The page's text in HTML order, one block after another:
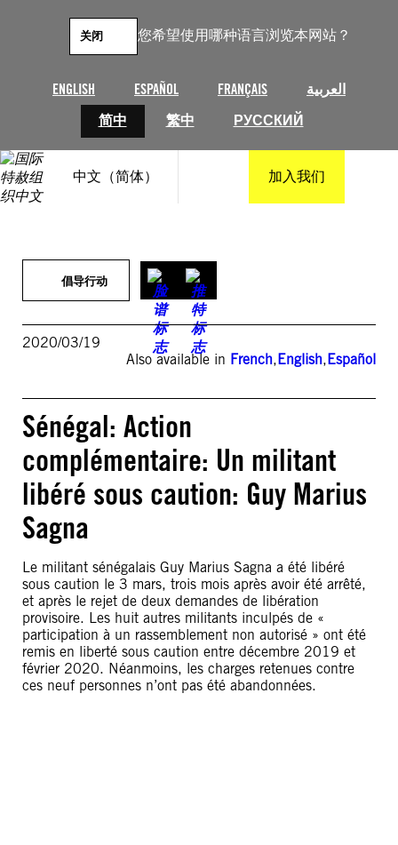
您希望使用哪种语言浏览本网站？
ENGLISH ESPAÑOL FRANÇAIS
العربية
简中
繁中 РУССКИЙ
关闭
中文（简体） 加入我们
倡导行动
2020/03/19
Also available in French,English,Español
Sénégal: Action
complémentaire: Un militant
libéré sous caution: Guy Marius
Sagna
Le militant sénégalais Guy Marius Sagna a été libéré
sous caution le 3 mars, trois mois après avoir été arrêté,
et après le rejet de deux demandes de libération
provisoire. Les huit autres militants inculpés de «
participation à un rassemblement non autorisé » ont été
remis en liberté sous caution entre décembre 2019 et
février 2020. Néanmoins, les charges retenues contre
ces neuf personnes n’ont pas été abandonnées.